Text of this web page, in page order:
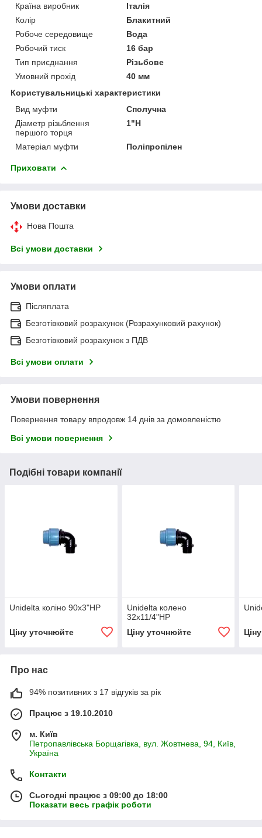
Країна виробник
Італія
Колір
Блакитний
Робоче середовище
Вода
Робочий тиск
16 бар
Тип приєднання
Різьбове
Умовний прохід
40 мм
Користувальницькі характеристики
Вид муфти
Сполучна
Діаметр різьблення
першого торця
1"Н
Матеріал муфти Поліпропілен
Приховати
Умови доставки
Нова Пошта
Всі умови доставки
Умови оплати
Післяплата
Безготівковий розрахунок (Розрахунковий рахунок)
Безготівковий розрахунок з ПДВ
Всі умови оплати
Умови повернення
Повернення товару впродовж 14 днів за домовленістю
Всі умови повернення
Подібні товари компанії
Unidelta коліно 90х3"НР
Ціну уточнюйте
Unidelta колено
32х11/4"НР
Ціну уточнюйте
Про нас
94% позитивних з 17 відгуків за рік
Працює з 19.10.2010
м. Київ
Петропавлівська Борщагівка, вул. Жовтнева, 94, Київ,
Україна
Контакти
Сьогодні працює з 09:00 до 18:00
Показати весь графік роботи